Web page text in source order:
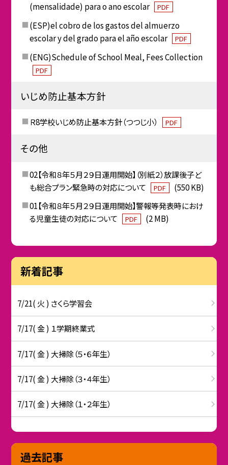
(mensalidade) para o ano escolar
PDF
(ESP)el cobro de los gastos del almuerzo
escolar y del grado para el año escolar
PDF
(ENG)Schedule of School Meal, Fees Collection
PDF
いじめ防止基本方針
Ｒ8学校いじめ防止基本方針（つつじ小） PDF
その他
02【令和８年５月２９日運用開始】（別紙２）放課後子ど
も総合プラン緊急時の対応について
PDF
(550 KB)
01【令和８年５月２９日運用開始】警報等発表時におけ
る児童生徒の対応について
PDF (2 MB)
新着記事
7/21( 火 ) さくら学習会
7/17( 金 ) １学期終業式
7/17( 金 ) 大掃除（５・６年生）
7/17( 金 ) 大掃除（３・４年生）
7/17( 金 ) 大掃除（１・２年生）
過去記事